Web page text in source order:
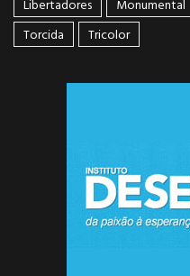
Libertadores
Monumental
Torcida
Tricolor